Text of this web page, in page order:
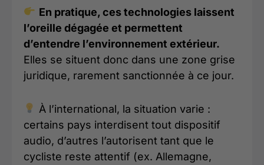
En pratique, ces technologies laissent
l’oreille dégagée et permettent
d’entendre l’environnement extérieur.
Elles se situent donc dans une zone grise
juridique, rarement sanctionnée à ce jour.
À l’international, la situation varie :
certains pays interdisent tout dispositif
audio, d’autres l’autorisent tant que le
cycliste reste attentif (ex. Allemagne,